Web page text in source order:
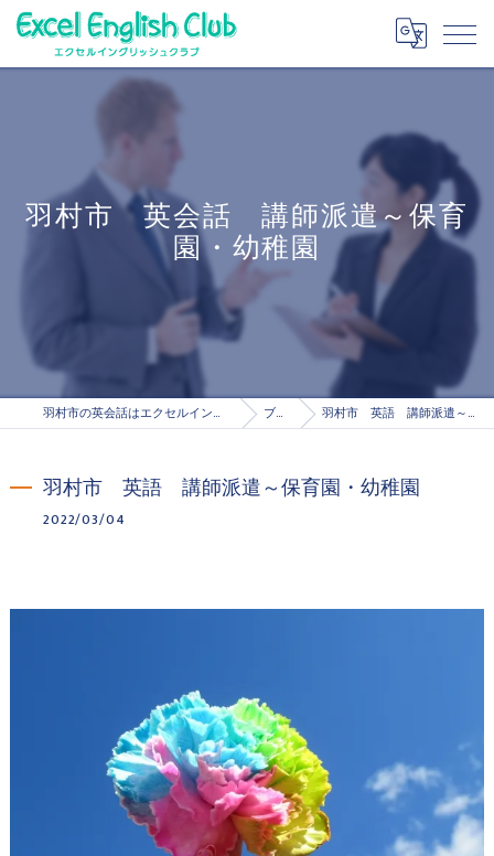
羽村市 英会話 講師派遣～保育
園・幼稚園
羽村市の英会話はエクセルイングリッシュクラブ ブログ 羽村市 英語 講師派遣～保育園・幼稚園
羽村市 英語 講師派遣～保育園・幼稚園
2022/03/04